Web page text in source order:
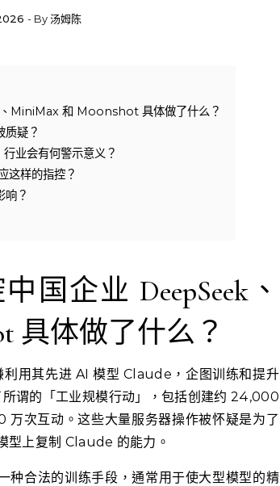
- By汤姆陈
MiniMax 和 Moonshot 具体做了什么？
质疑？
业会有何警示意义？
这样的指控？
响？
国企业 DeepSeek、
具体做了什么？
用其先进 AI 模型 Claude，企图训练和提升
谓的「工业规模行动」，包括创建约 24,000
次互动。这些大量服务器操作被怀疑是为了
型上复制 Claude 的能力。
合法的训练手段，通常用于使大型模型的精